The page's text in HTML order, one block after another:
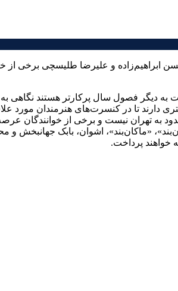
ابراهیم‌زاده و علیرضا طلیسچی برخی از
به دیگر فصول سال پرکارتر هستند
تا در کنسرت‌های هنرمندان مورد
به تهران نیست و برخی از خوانندگان
«ماکان‌بند»، اشوان، بابک جهانبخش
خواهند پرداخت.